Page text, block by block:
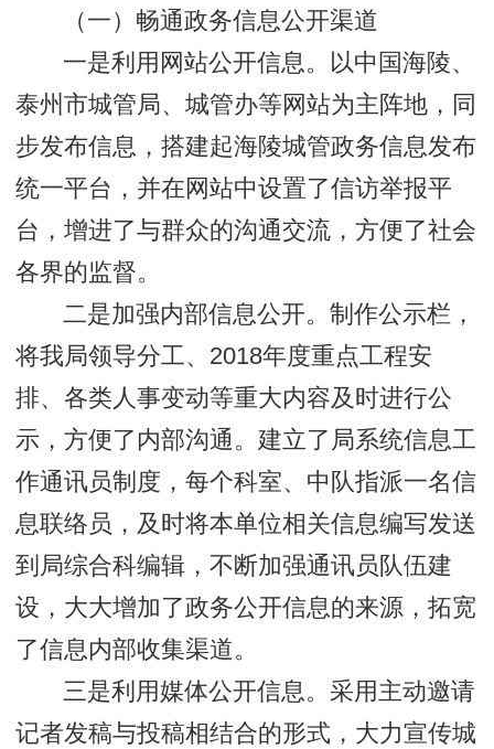
（一）畅通政务信息公开渠道
一是利用网站公开信息。以中国海陵、
泰州市城管局、城管办等网站为主阵地，同
步发布信息，搭建起海陵城管政务信息发布
统一平台，并在网站中设置了信访举报平
台，增进了与群众的沟通交流，方便了社会
各界的监督。
二是加强内部信息公开。制作公示栏，
将我局领导分工、2018年度重点工程安
排、各类人事变动等重大内容及时进行公
示，方便了内部沟通。建立了局系统信息工
作通讯员制度，每个科室、中队指派一名信
息联络员，及时将本单位相关信息编写发送
到局综合科编辑，不断加强通讯员队伍建
设，大大增加了政务公开信息的来源，拓宽
了信息内部收集渠道。
三是利用媒体公开信息。采用主动邀请
记者发稿与投稿相结合的形式，大力宣传城